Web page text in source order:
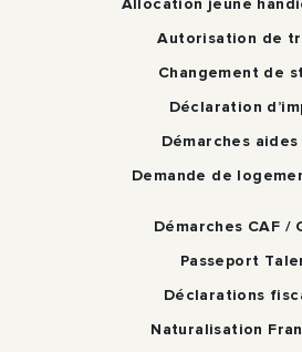
Allocation jeune
Autorisation de
Changement de
Déclaration
Démarches aides
Demande de
Démarches CAF /
Passeport
Déclarations
Naturalisation